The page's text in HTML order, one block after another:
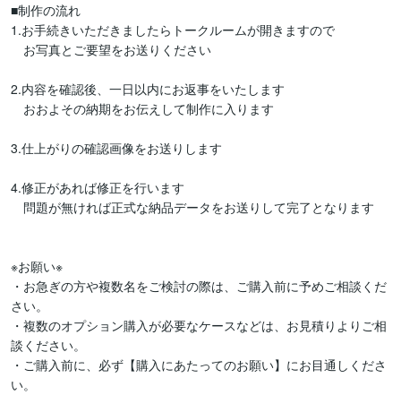
■制作の流れ
1.お手続きいただきましたらトークルームが開きますので
お写真とご要望をお送りください
2.内容を確認後、一日以内にお返事をいたします
おおよその納期をお伝えして制作に入ります
3.仕上がりの確認画像をお送りします
4.修正があれば修正を行います
問題が無ければ正式な納品データをお送りして完了となります
※お願い※
・お急ぎの方や複数名をご検討の際は、ご購入前に予めご相談くだ
さい。
・複数のオプション購入が必要なケースなどは、お見積りよりご相
談ください。
・ご購入前に、必ず【購入にあたってのお願い】にお目通しくださ
い。